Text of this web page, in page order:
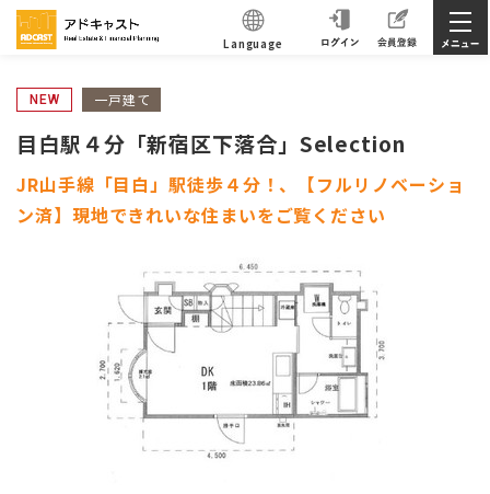
Language
NEW 一戸建て
目白駅４分「新宿区下落合」Selection
JR山手線「目白」駅徒歩４分！、【フルリノベーショ
ン済】現地できれいな住まいをご覧ください